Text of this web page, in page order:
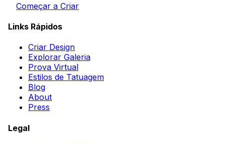
Começar a Criar
Links Rápidos
Criar Design
Explorar Galeria
Prova Virtual
Estilos de Tatuagem
Blog
About
Press
Legal